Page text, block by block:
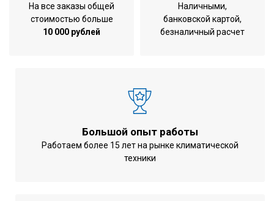
Эффективность теплообмена
при охлаждении
62 %
оцинкованной
стали
На все заказы общей
стоимостью больше
10 000 рублей
Наличными,
банковской картой,
безналичный расчет
Большой опыт работы
Работаем более 15 лет на рынке климатической
техники